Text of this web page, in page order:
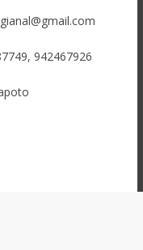
942467926